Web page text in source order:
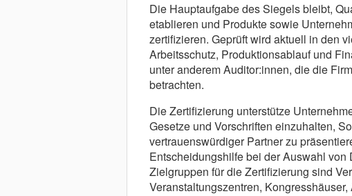
Die Hauptaufgabe des Siegels bleibt,
etablieren und Produkte sowie
zertifizieren. Geprüft wird aktuell in den
Arbeitsschutz, Produktionsablauf und
unter anderem Auditor:innen, die die
betrachten.
Die Zertifizierung unterstütze
Gesetze und Vorschriften einzuhalten,
vertrauenswürdiger Partner zu
Entscheidungshilfe bei der Auswahl
Zielgruppen für die Zertifizierung sind
Veranstaltungszentren,